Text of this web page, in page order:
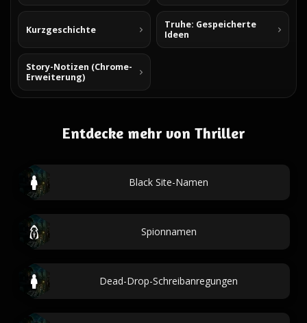
Kurzgeschichte
Truhe: Gespeicherte
Ideen
Story-Notizen (Chrome-
Erweiterung)
Entdecke mehr von Thriller
Black Site-Namen
Spionnamen
Dead-Drop-Schreibanregungen